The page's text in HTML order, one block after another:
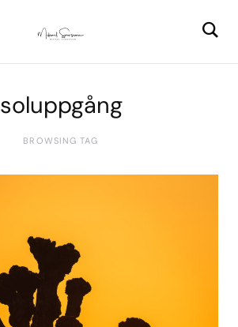
soluppgång
BROWSING TAG